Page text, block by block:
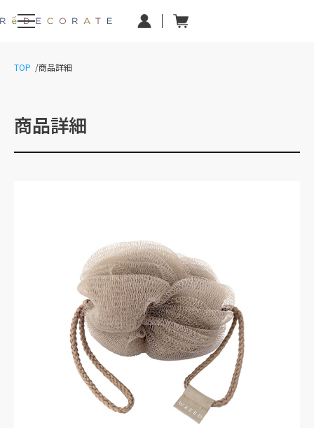
TOP 商品詳細
商品詳細